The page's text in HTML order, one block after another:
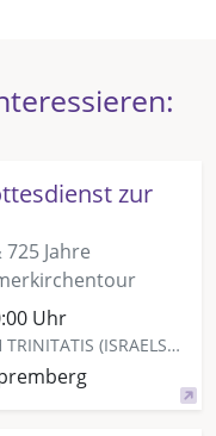
zur
Jahre
Uhr
10. SONNTAG NACH TRINITATIS (ISRAELSONNTAG)